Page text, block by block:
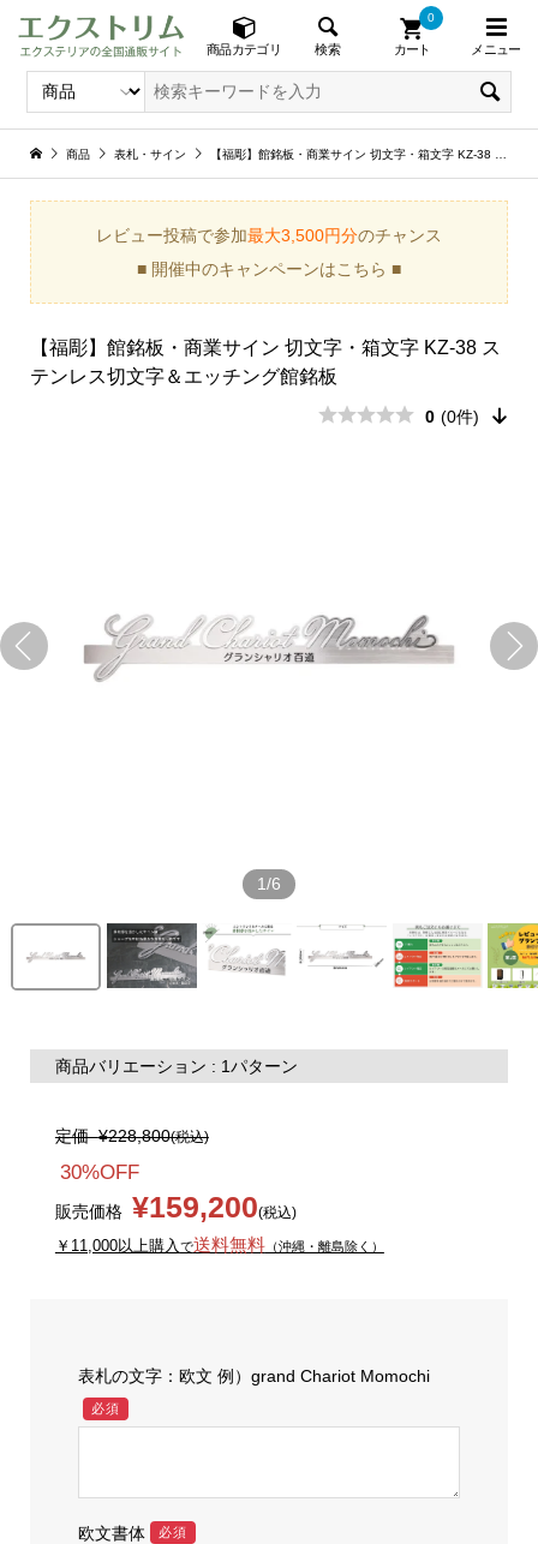
商品カテゴリ 検索 カート
0
メニュー
商品 表札・サイン 【福彫】館銘板・商業サイン 切文字・箱文字 KZ-38 ステンレス切文字＆エッチング館銘板
レビュー投稿で参加最大3,500円分のチャンス
■ 開催中のキャンペーンはこちら ■
【福彫】館銘板・商業サイン 切文字・箱文字 KZ-38 ス
テンレス切文字＆エッチング館銘板
0 (0件)
1/6
商品バリエーション : 1パターン
定価¥228,800(税込)
30%OFF
販売価格 ¥159,200(税込)
￥11,000以上購入 で送料無料（沖縄・離島除く）
表札の文字：欧文 例）grand Chariot Momochi
必須
欧文書体 必須